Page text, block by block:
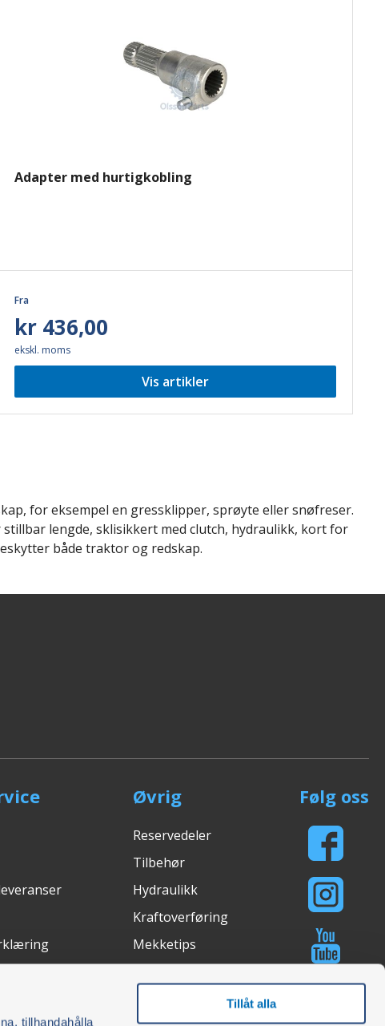
tillhandahålla
Tillåt alla
Adapter med hurtigkobling
Fra
kr 436,00
ekskl. moms
Vis artikler
for eksempel en gressklipper, sprøyte eller snøfreser.
lengde, sklisikkert med clutch, hydraulikk, kort for
både traktor og redskap.
Øvrig
Reservedeler
Tilbehør
Hydraulikk
Kraftoverføring
Mekketips
Følg oss